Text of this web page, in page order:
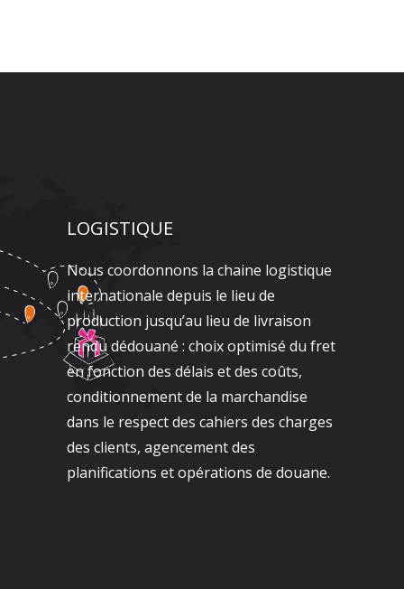
LOGISTIQUE
Nous coordonnons la chaine logistique
internationale depuis le lieu de
production jusqu’au lieu de livraison
rendu dédouané : choix optimisé du fret
en fonction des délais et des coûts,
conditionnement de la marchandise
dans le respect des cahiers des charges
des clients, agencement des
planifications et opérations de douane.